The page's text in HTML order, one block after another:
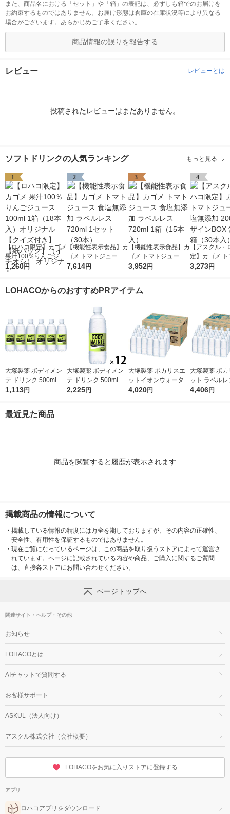
また、商品名における「セット」や「箱」の表記は、必ずしも箱でのお届けを
お約束するものではありません。お届け形態は倉庫の在庫状況等により異なる
場合がございます。あらかじめご了承ください。
商品情報の誤りを報告する
レビュー レビューとは
投稿されたレビューはまだありません。
ソフトドリンクの人気ランキング もっと見る
1
【ロハコ限定】カゴメ
果汁100％りんごジュ
ース100ml 1箱（18本
（イチオシ） オリジ
1,260円
2
【機能性表示食品】カ
ゴメ トマトジュース
食塩無添加 ラベルレ
7,614円
3
【機能性表示食品】カ
ゴメ トマトジュース
食塩無添加 ラベルレ
3,952円
4
【アスクル・
定】カゴメ
ュース 食塩
3,273円
LOHACOからのおすすめPRアイテム
大塚製薬 ボディメン
テ ドリンク 500ml 1
セット（6本）
1,113円
大塚製薬 ボディメン
テ ドリンク 500ml 1
セット（12本）
2,225円
大塚製薬 ポカリスエ
ットイオンウォーター
ラベルレスボトル 500
4,020円
大塚製薬 ポ
ット ラベル
ル 500ml 1箱
4,406円
最近見た商品
商品を閲覧すると履歴が表示されます
掲載商品の情報について
・ 掲載している情報の精度には万全を期しておりますが、その内容の正確性、
安全性、有用性を保証するものではありません。
・ 現在ご覧になっているページは、この商品を取り扱うストアによって運営さ
れています。ページに記載されている内容や商品、ご購入に関するご質問
は、直接各ストアにお問い合わせください。
ページトップへ
関連サイト・ヘルプ・その他
お知らせ
LOHACOとは
AIチャットで質問する
お客様サポート
ASKUL（法人向け）
アスクル株式会社（会社概要）
LOHACOをお気に入りストアに登録する
アプリ
ロハコアプリをダウンロード